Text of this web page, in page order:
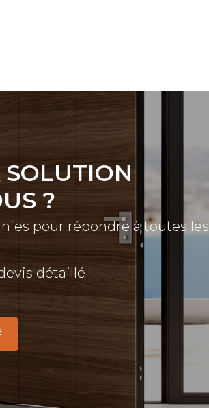
?
pour répondre à toutes les
détaillé